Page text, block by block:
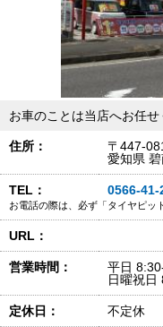
お車のことは当店へお任せ
住所：
〒447-
愛知県
TEL： 0566-41-
お電話の際は、必ず「タイヤピッ
URL：
営業時間：
平日
日曜祝日
定休日： 不定休